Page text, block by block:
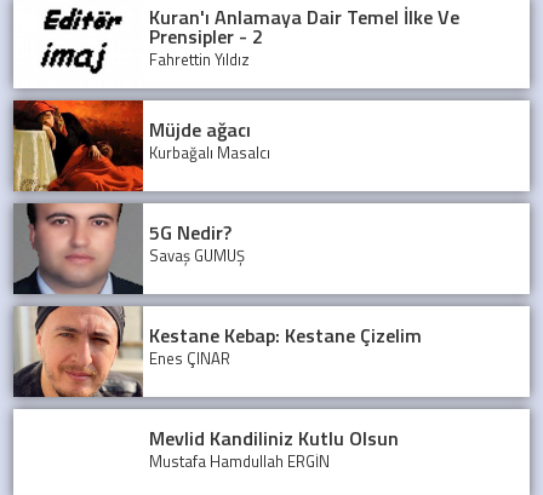
Kuran'ı Anlamaya Dair Temel İlke Ve
Prensipler - 2
Fahrettin Yıldız
Müjde ağacı
Kurbağalı Masalcı
5G Nedir?
Savaş GÜMÜŞ
Kestane Kebap: Kestane Çizelim
Enes ÇINAR
Mevlid Kandiliniz Kutlu Olsun
Mustafa Hamdullah ERGİN